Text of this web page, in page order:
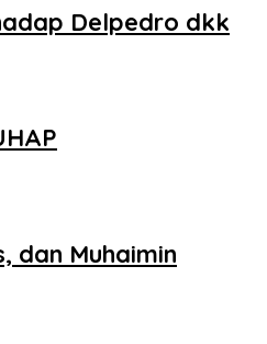
Delpedro dkk
dan Muhaimin